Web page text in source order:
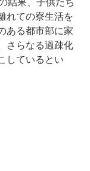
れての寮生活を
ある都市部に家
さらなる過疎化
しているとい